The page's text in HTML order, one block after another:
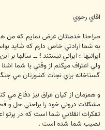
اقاي رجوي
صراحتا خدمتتان عرض نمايم كه من
به شما ارادتي خاص دارم كه شايد
ايرانيها ؛ ايراني نيستند ! ــــ سالها
ولي اعتراف ميكنم از وقتي با شما
گستاخانه براي نجات كشورتان مي
و همزمان از كيان عراق نيز دفاع مي
مشكلات دروني خود را براحتي حل و
تفكرات انقلابي شما است كه در پرتو
نصيب شما شده است .